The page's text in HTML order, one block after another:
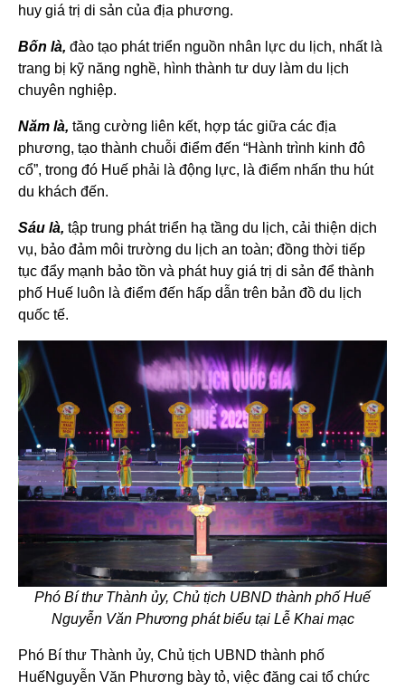
huy giá trị di sản của địa phương.
Bốn là, đào tạo phát triển nguồn nhân lực du lịch, nhất là
trang bị kỹ năng nghề, hình thành tư duy làm du lịch
chuyên nghiệp.
Năm là, tăng cường liên kết, hợp tác giữa các địa
phương, tạo thành chuỗi điểm đến “Hành trình kinh đô
cổ”, trong đó Huế phải là động lực, là điểm nhấn thu hút
du khách đến.
Sáu là, tập trung phát triển hạ tầng du lịch, cải thiện dịch
vụ, bảo đảm môi trường du lịch an toàn; đồng thời tiếp
tục đẩy mạnh bảo tồn và phát huy giá trị di sản để thành
phố Huế luôn là điểm đến hấp dẫn trên bản đồ du lịch
quốc tế.
Phó Bí thư Thành ủy, Chủ tịch UBND thành phố Huế
Nguyễn Văn Phương phát biểu tại Lễ Khai mạc
Phó Bí thư Thành ủy, Chủ tịch UBND thành phố
HuếNguyễn Văn Phương bày tỏ, việc đăng cai tổ chức